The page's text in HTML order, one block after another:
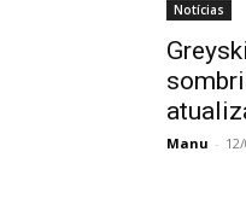
Notícias
Manu -